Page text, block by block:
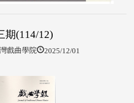
期(114/12)
戲曲學院 2025/12/01